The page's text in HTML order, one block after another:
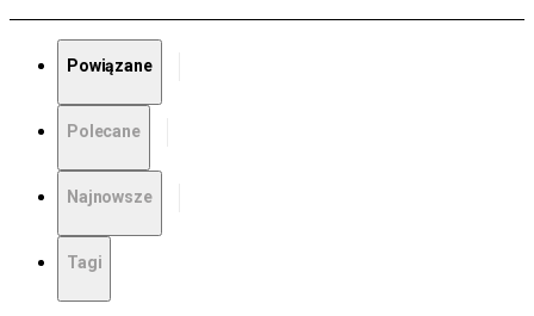
Powiązane
Polecane
Najnowsze
Tagi